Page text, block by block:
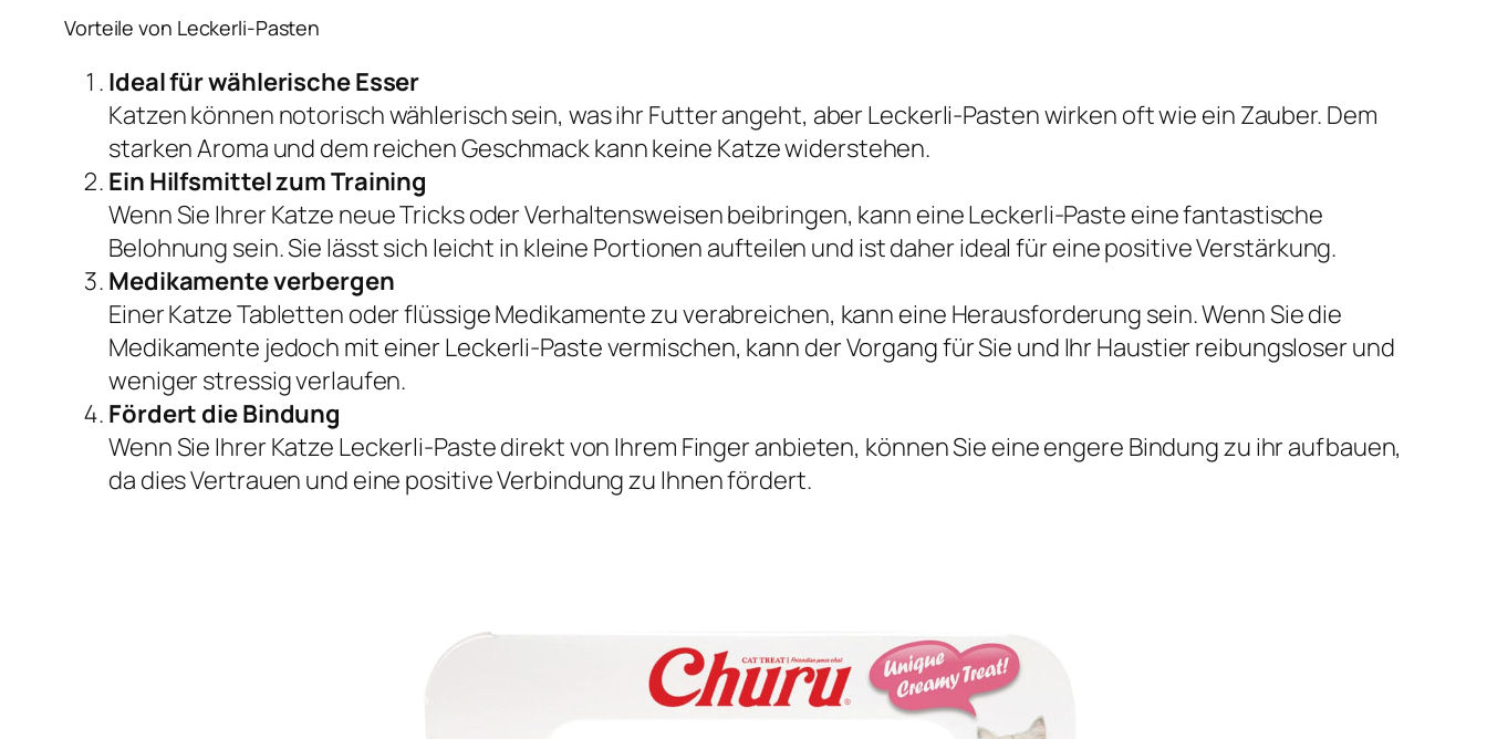
Vorteile von Leckerli-Pasten
Ideal für wählerische Esser
Katzen können notorisch wählerisch sein, was ihr Futter angeht, aber Leckerli-Pasten wirken oft wie ein Zauber. Dem
starken Aroma und dem reichen Geschmack kann keine Katze widerstehen.
Ein Hilfsmittel zum Training
Wenn Sie Ihrer Katze neue Tricks oder Verhaltensweisen beibringen, kann eine Leckerli-Paste eine fantastische
Belohnung sein. Sie lässt sich leicht in kleine Portionen aufteilen und ist daher ideal für eine positive Verstärkung.
Medikamente verbergen
Einer Katze Tabletten oder flüssige Medikamente zu verabreichen, kann eine Herausforderung sein. Wenn Sie die
Medikamente jedoch mit einer Leckerli-Paste vermischen, kann der Vorgang für Sie und Ihr Haustier reibungsloser und
weniger stressig verlaufen.
Fördert die Bindung
Wenn Sie Ihrer Katze Leckerli-Paste direkt von Ihrem Finger anbieten, können Sie eine engere Bindung zu ihr aufbauen,
da dies Vertrauen und eine positive Verbindung zu Ihnen fördert.